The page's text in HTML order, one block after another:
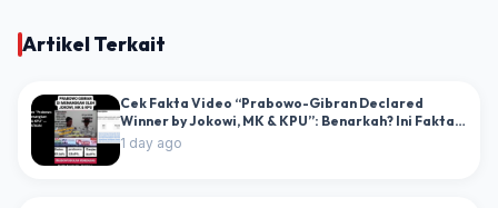
Artikel Terkait
Cek Fakta Video “Prabowo-Gibran Declared
Winner by Jokowi, MK & KPU”: Benarkah? Ini Fakta
dan Dokumen Resminya
1 day ago